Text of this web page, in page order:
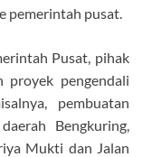
pemerintah pusat.
Pusat, pihak
proyek pengendali
pembuatan
Bengkuring,
Mukti dan Jalan